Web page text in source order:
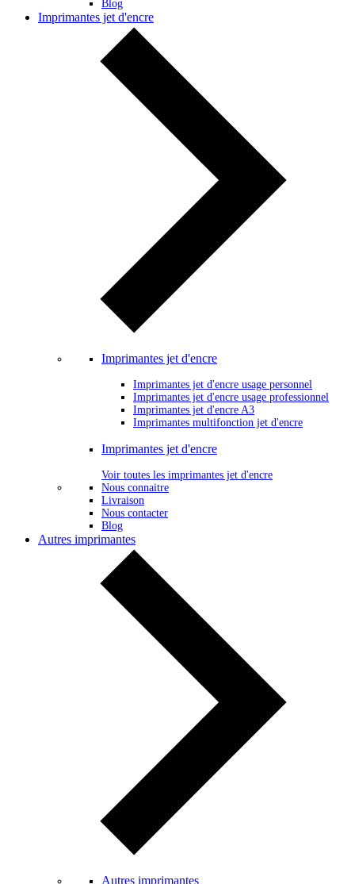
Blog
Imprimantes jet d'encre
Imprimantes jet d'encre
Imprimantes jet d'encre usage personnel
Imprimantes jet d'encre usage professionnel
Imprimantes jet d'encre A3
Imprimantes multifonction jet d'encre
Imprimantes jet d'encre
Voir toutes les imprimantes jet d'encre
Nous connaitre
Livraison
Nous contacter
Blog
Autres imprimantes
Autres imprimantes